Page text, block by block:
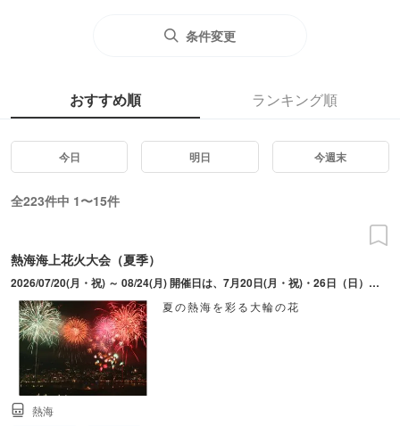
条件変更
おすすめ順 ランキング順
今日 明日 今週末
全223件中 1〜15件
熱海海上花火大会（夏季）
2026/07/20(月・祝) ～ 08/24(月) 開催日は、7月20日(月・祝)・26日（日）、8月5日(水)・9日(日)・18日(火)・24日(月)。打上時間は変更となる場合あり。
夏の熱海を彩る大輪の花
熱海